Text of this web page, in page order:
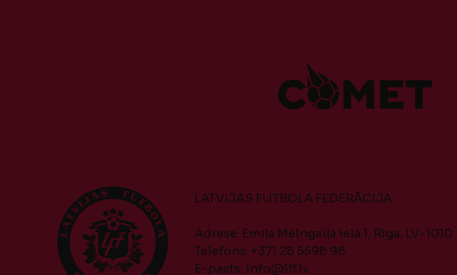
LATVIJAS FUTBOLA FEDERĀCIJA
Adrese: Emiļa Melngaiļa iela 1, Rīga, LV-1010
Telefons: +371 28 5598 98
E-pasts: info@lff.lv